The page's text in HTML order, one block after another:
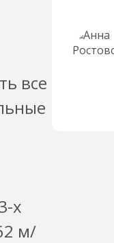
все
х
м/